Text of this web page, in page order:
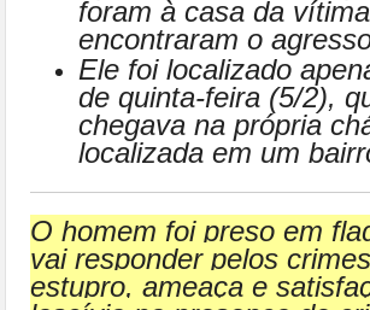
foram à casa da
encontraram o
Ele foi localizado
de quinta-feira (5/2),
chegava na própria
localizada em um
O homem foi preso em
vai responder pelos
estupro, ameaça e